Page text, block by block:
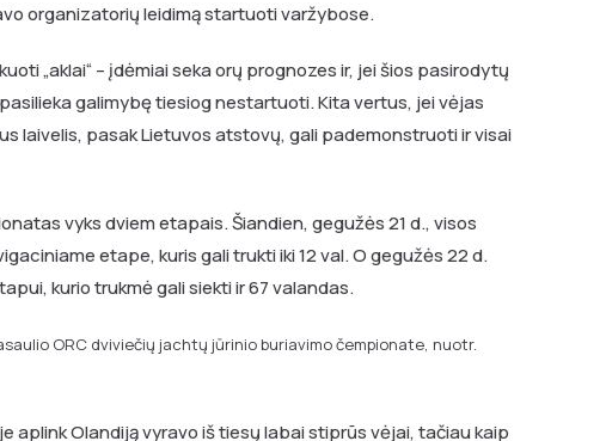
organizatorių leidimą startuoti varžybose.
„aklai“ – įdėmiai seka orų prognozes ir, jei šios pasirodytų
galimybę tiesiog nestartuoti. Kita vertus, jei vėjas
laivelis, pasak Lietuvos atstovų, gali pademonstruoti ir visai
vyks dviem etapais. Šiandien, gegužės 21 d., visos
etape, kuris gali trukti iki 12 val. O gegužės 22 d.
kurio trukmė gali siekti ir 67 valandas.
ORC dviviečių jachtų jūrinio buriavimo čempionate, nuotr.
aplink Olandiją vyravo iš tiesų labai stiprūs vėjai, tačiau kaip